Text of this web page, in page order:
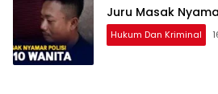
Juru Masak
Hukum Dan Kriminal